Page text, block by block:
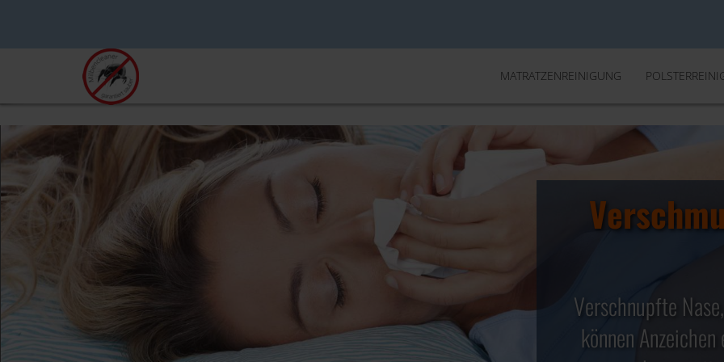
MATRATZENREINIGUNG
Verschnupfte
können
✓
✓ Abtöten von
Ihr